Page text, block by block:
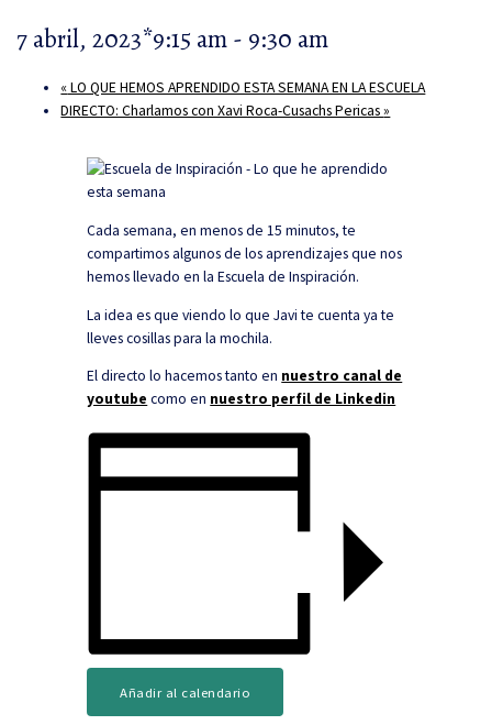
7 abril, 2023*9:15 am- 9:30 am
«LO QUE HEMOS APRENDIDO ESTA SEMANA EN LA ESCUELA
DIRECTO: Charlamos con Xavi Roca-Cusachs Pericas»
Cada semana, en menos de 15 minutos, te
compartimos algunos de los aprendizajes que nos
hemos llevado en la Escuela de Inspiración.
La idea es que viendo lo que Javi te cuenta ya te
lleves cosillas para la mochila.
El directo lo hacemos tanto en nuestro canal de
youtube como en nuestro perfil de Linkedin
Añadir al calendario